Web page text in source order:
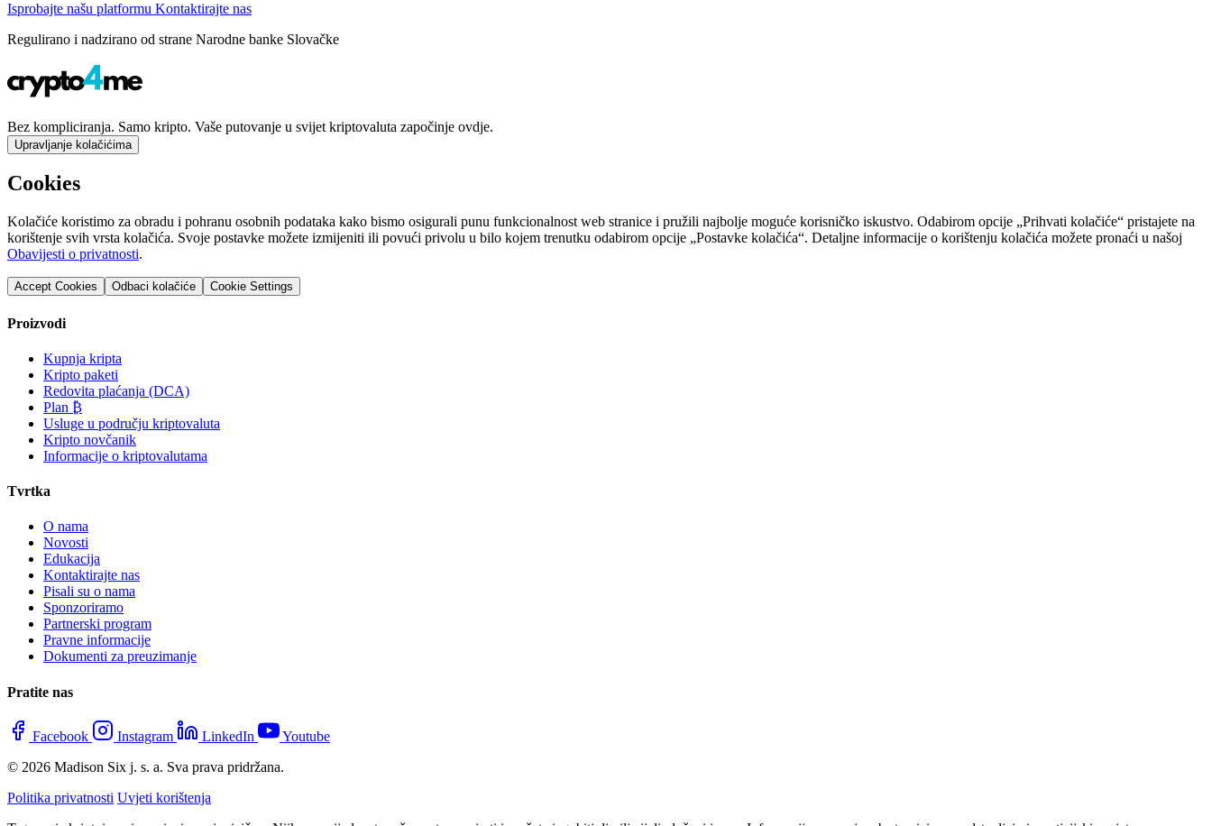
Isprobajte našu platformu Kontaktirajte nas
Regulirano i nadzirano od strane Narodne banke Slovačke
Bez kompliciranja. Samo kripto. Vaše putovanje u svijet kriptovaluta započinje ovdje.
Upravljanje kolačićima
Cookies
Kolačiće koristimo za obradu i pohranu osobnih podataka kako bismo osigurali punu funkcionalnost web stranice i pružili najbolje moguće korisničko iskustvo. Odabirom opcije „Prihvati kolačiće“ pristajete na
korištenje svih vrsta kolačića. Svoje postavke možete izmijeniti ili povući privolu u bilo kojem trenutku odabirom opcije „Postavke kolačića“. Detaljne informacije o korištenju kolačića možete pronaći u našoj
Obavijesti o privatnosti.
Accept Cookies Odbaci kolačiće Cookie Settings
Proizvodi
Kupnja kripta
Kripto paketi
Redovita plaćanja (DCA)
Plan ₿
Usluge u području kriptovaluta
Kripto novčanik
Informacije o kriptovalutama
Tvrtka
O nama
Novosti
Edukacija
Kontaktirajte nas
Pisali su o nama
Sponzoriramo
Partnerski program
Pravne informacije
Dokumenti za preuzimanje
Pratite nas
Facebook Instagram LinkedIn
Youtube
© 2026 Madison Six j. s. a. Sva prava pridržana.
Politika privatnosti Uvjeti korištenja